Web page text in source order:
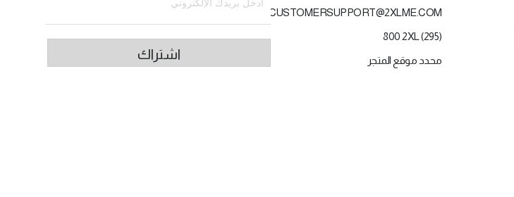
CUSTOMERSUPPORT@2XLME.COM
800 2XL (295)
محدد موقع المتجر
اشتراك